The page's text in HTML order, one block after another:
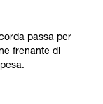
in piena
alla vostra
che non
passa per
frenante di